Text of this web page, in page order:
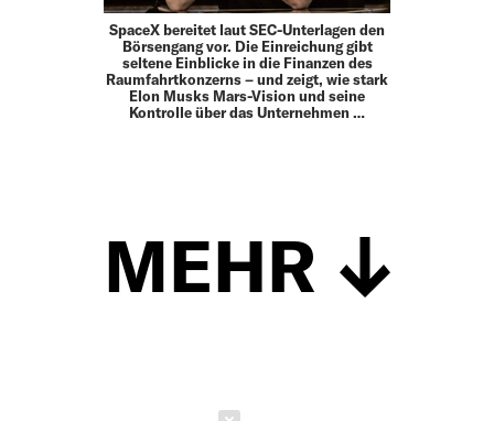
SpaceX bereitet laut SEC-Unterlagen den
Börsengang vor. Die Einreichung gibt
seltene Einblicke in die Finanzen des
Raumfahrtkonzerns – und zeigt, wie stark
Elon Musks Mars-Vision und seine
Kontrolle über das Unternehmen …
MEHR